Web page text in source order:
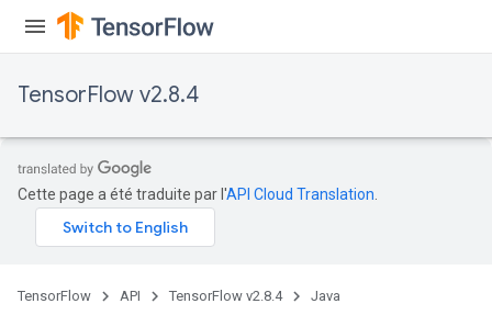
TensorFlow v2.8.4
Cette page a été traduite par l'API Cloud Translation
TensorFlow API TensorFlow v2.8.4 Java